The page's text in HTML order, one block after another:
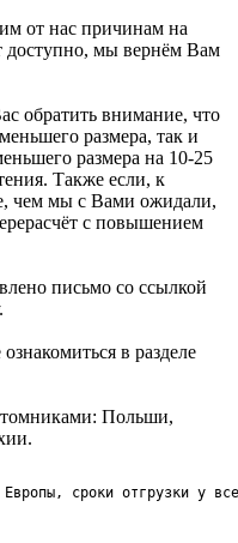
от нас причинам на
доступно, мы вернём Вам
обратить внимание, что
размера, так и
размера на 10-25
Также если, к
чем мы с Вами ожидали,
с повышением
письмо со ссылкой
в разделе
Польши,
Европы, сроки отгрузки у